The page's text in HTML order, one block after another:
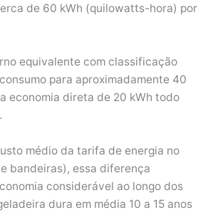
de 60 kWh (quilowatts-hora) por
equivalente com classificação
para aproximadamente 40
economia direta de 20 kWh todo
médio da tarifa de energia no
bandeiras), essa diferença
considerável ao longo dos
dura em média 10 a 15 anos